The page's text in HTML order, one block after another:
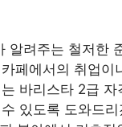
알려주는 철저한
페에서의 취업
바리스타 2급
있도록 도와드